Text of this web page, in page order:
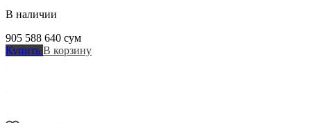
В наличии
905 588 640 сум
Купить В корзину